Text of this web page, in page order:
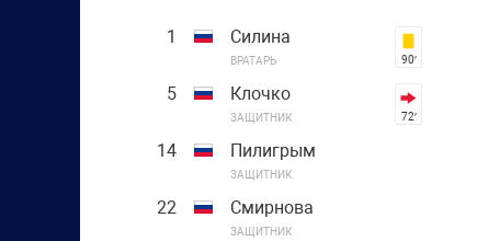
1 Силина
ВРАТАРЬ 90′
5 Клочко
ЗАЩИТНИК 72′
14 Пилигрым
ЗАЩИТНИК
22 Смирнова
ЗАЩИТНИК